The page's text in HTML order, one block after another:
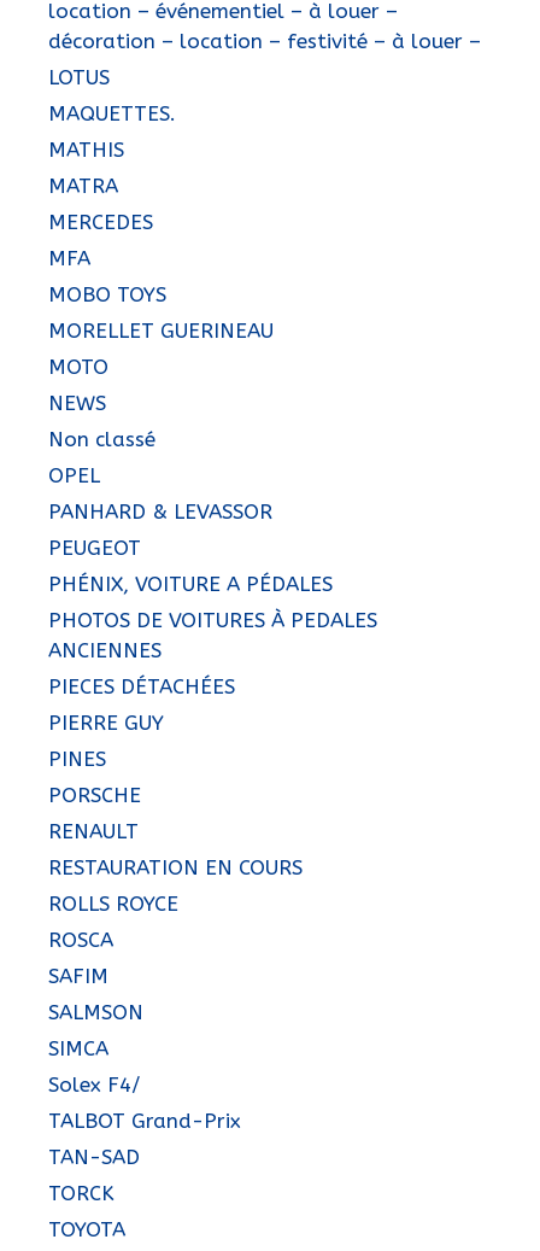
location – événementiel – à louer –
décoration – location – festivité – à louer –
LOTUS
MAQUETTES.
MATHIS
MATRA
MERCEDES
MFA
MOBO TOYS
MORELLET GUERINEAU
MOTO
NEWS
Non classé
OPEL
PANHARD & LEVASSOR
PEUGEOT
PHÉNIX, VOITURE A PÉDALES
PHOTOS DE VOITURES À PEDALES
ANCIENNES
PIECES DÉTACHÉES
PIERRE GUY
PINES
PORSCHE
RENAULT
RESTAURATION EN COURS
ROLLS ROYCE
ROSCA
SAFIM
SALMSON
SIMCA
Solex F4/
TALBOT Grand-Prix
TAN-SAD
TORCK
TOYOTA